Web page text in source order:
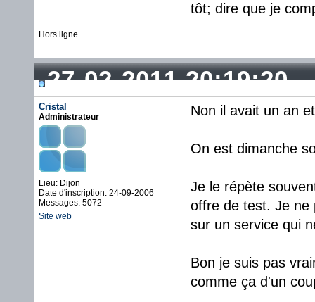
tôt; dire que je
Hors ligne
27-02-2011 20:19:20
Cristal
Administrateur
Lieu: Dijon
Date d'inscription: 24-09-2006
Messages: 5072
Site web
Non il avait un an
On est dimanche
Je le répète
offre de test. Je ne
sur un service qui
Bon je suis pas
comme ça d'un